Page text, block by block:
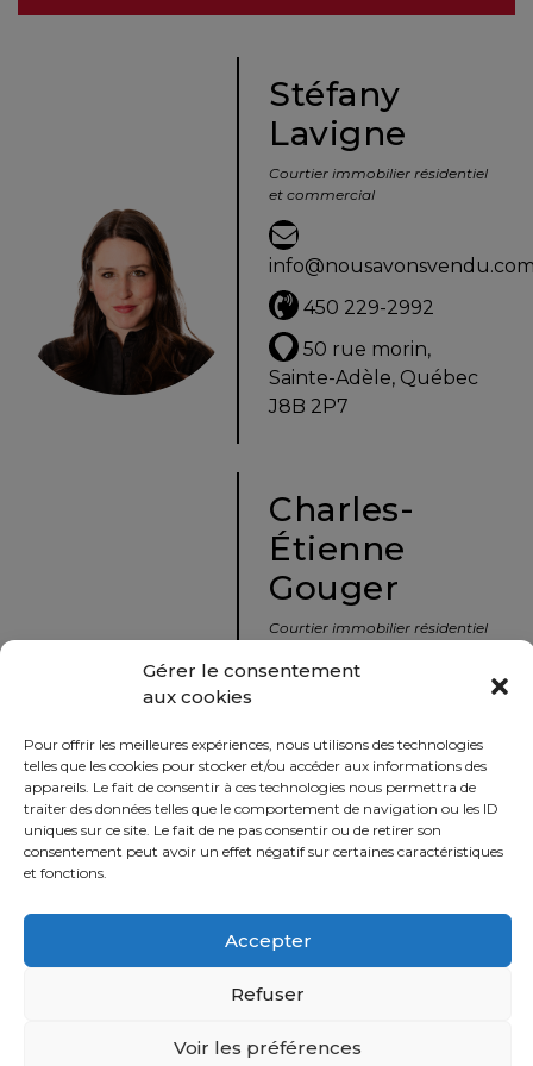
Gérer le consentement
aux cookies
Pour offrir les meilleures expériences, nous utilisons des technologies
telles que les cookies pour stocker et/ou accéder aux informations des
appareils. Le fait de consentir à ces technologies nous permettra de
traiter des données telles que le comportement de navigation ou les ID
uniques sur ce site. Le fait de ne pas consentir ou de retirer son
consentement peut avoir un effet négatif sur certaines caractéristiques
et fonctions.
Accepter
Refuser
Voir les préférences
Évaluation
Avec
un
immobilier
vers
la
tranquillité
d’esprit
défi
Stéfany
Lavigne
Courtier immobilier résidentiel
et commercial
450 229-2992
50 rue morin,
Sainte-Adèle, Québec
J8B 2P7
Charles-
Étienne
Gouger
Courtier immobilier résidentiel
450 229-2992
50 rue morin,
Sainte-Adèle, Québec
J8B 2P7
Partager
Politique